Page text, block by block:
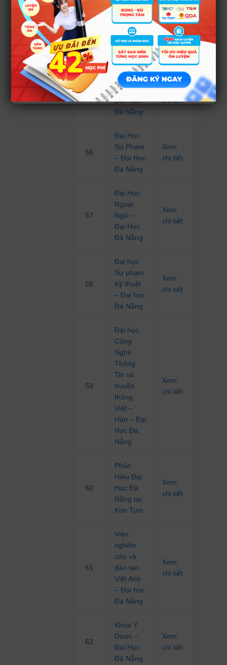
54
Đại Học
Bách
Khoa –
Đại Học
Đà Nẵng
Xem
chi tiết
Đại Học
Kinh Tế –
Đại Học
Đà Nẵng
Xem
chi tiết
56
Đại Học
Sư Phạm
– Đại Học
Đà Nẵng
Xem
chi tiết
57
Đại Học
Ngoại
Ngữ –
Đại Học
Đà Nẵng
Xem
chi tiết
58
Đại học
Sư phạm
Kỹ thuật
– Đại học
Đà Nẵng
Xem
chi tiết
59
Đại học
Công
Nghệ
Thông
Tin và
truyền
thông
Việt –
Hàn – Đại
Học Đà
Nẵng
Xem
chi tiết
60
Phân
Hiệu Đại
Học Đà
Nẵng tại
Kon Tum
Xem
chi tiết
61
Viện
nghiên
cứu và
đào tạo
Việt Anh
– Đại học
Đà Nẵng
Xem
chi tiết
62
Khoa Y
Dược –
Đại Học
Đà Nẵng
Xem
chi tiết